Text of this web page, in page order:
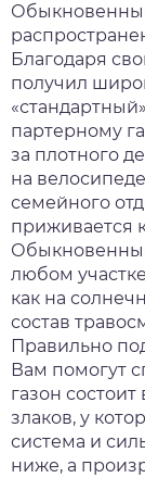
Благодаря
получил
партерному
за плотного
на
семейного
приживается
любом
как на
состав
Правильно
Вам помогут
газон
злаков, у
система и
ниже, а